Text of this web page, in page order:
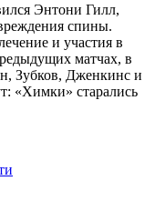
Энтони Гилл,
спины.
и участия в
матчах, в
Зубков, Дженкинс и
«Химки» старались